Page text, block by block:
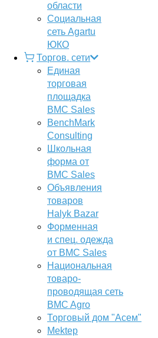
области
Социальная
сеть Agartu
ЮКО
Торгов. сети
Единая
торговая
площадка
BMC Sales
BenchMark
Consulting
Школьная
форма от
BMC Sales
Объявления
товаров
Halyk Bazar
Форменная
и спец. одежда
от BMC Sales
Национальная
товаро-
проводящая сеть
BMC Agro
Торговый дом "Асем"
Mektep